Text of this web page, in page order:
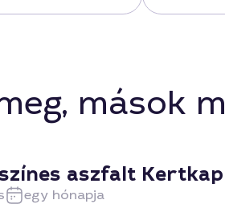
mások
aszfalt
egy hónapja